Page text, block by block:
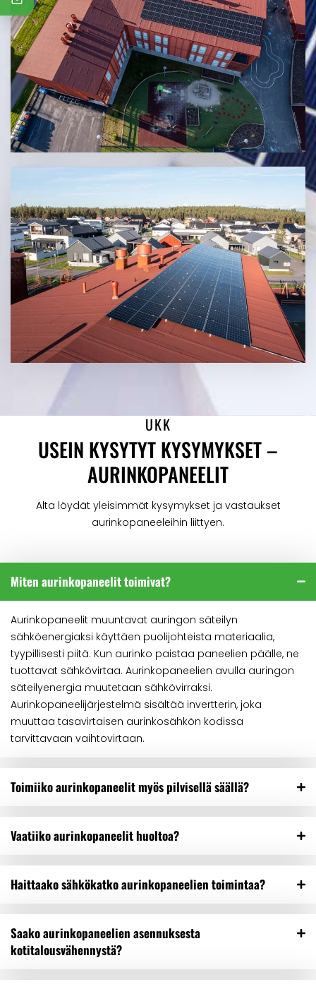
UKK
USEIN KYSYTYT KYSYMYKSET –
AURINKOPANEELIT
Alta löydät yleisimmät kysymykset ja vastaukset
aurinkopaneeleihin liittyen.
Miten aurinkopaneelit toimivat?
Aurinkopaneelit muuntavat auringon säteilyn
sähköenergiaksi käyttäen puolijohteista materiaalia,
tyypillisesti piitä. Kun aurinko paistaa paneelien päälle, ne
tuottavat sähkövirtaa. Aurinkopaneelien avulla auringon
säteilyenergia muutetaan sähkövirraksi.
Aurinkopaneelijärjestelmä sisältää invertterin, joka
muuttaa tasavirtaisen aurinkosähkön kodissa
tarvittavaan vaihtovirtaan.
Toimiiko aurinkopaneelit myös pilvisellä säällä?
Vaatiiko aurinkopaneelit huoltoa?
Haittaako sähkökatko aurinkopaneelien toimintaa?
Saako aurinkopaneelien asennuksesta
kotitalousvähennystä?